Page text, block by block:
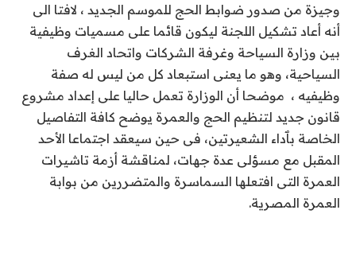
وجيزة من صدور ضوابط الحج للموسم الجديد ، لافتا الى
أنه أعاد تشكيل اللجنة ليكون قائما على مسميات وظيفية
بين وزارة السياحة وغرفة الشركات واتحاد الغرف
السياحية، وهو ما يعنى استبعاد كل من ليس له صفة
وظيفيه ، موضحا أن الوزارة تعمل حاليا على إعداد مشروع
قانون جديد لتنظيم الحج والعمرة يوضح كافة التفاصيل
الخاصة بٱداء الشعيرتين، فى حين سيعقد اجتماعا الأحد
المقبل مع مسؤلى عدة جهات، لمناقشة أزمة تاشيرات
العمرة التى افتعلها السماسرة والمتضررين من بوابة
العمرة المصرية.‎